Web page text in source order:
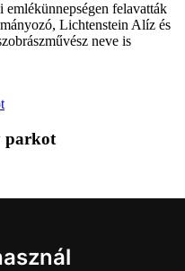
felavatták
Lichtenstein Alíz és
neve is
parkot